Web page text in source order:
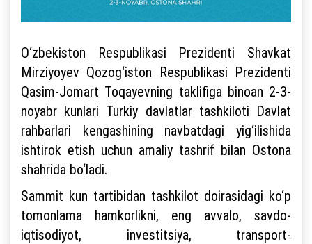
O‘zbekiston Respublikasi Prezidenti Shavkat
Mirziyoyev Qozog‘iston Respublikasi Prezidenti
Qasim-Jomart Toqayevning taklifiga binoan 2-3-
noyabr kunlari Turkiy davlatlar tashkiloti Davlat
rahbarlari kengashining navbatdagi yig‘ilishida
ishtirok etish uchun amaliy tashrif bilan Ostona
shahrida bo‘ladi.
Sammit kun tartibidan tashkilot doirasidagi ko‘p
tomonlama hamkorlikni, eng avvalo, savdo-
iqtisodiyot, investitsiya, transport-